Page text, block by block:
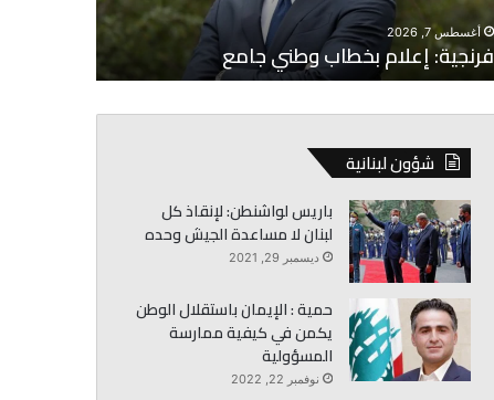
أغسطس 7, 2026
فرنجية: إعلام بخطاب وطني جامع
شؤون لبنانية
باريس لواشنطن: لإنقاذ كل
لبنان لا مساعدة الجيش وحده
ديسمبر 29, 2021
حمية : الإيمان باستقلال الوطن
يكمن في كيفية ممارسة
المسؤولية
نوفمبر 22, 2022